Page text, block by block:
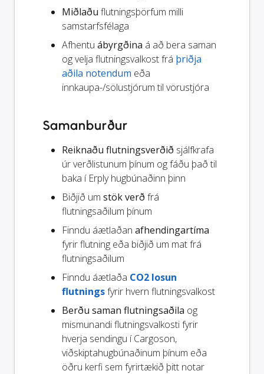
Miðlaðu flutningsþörfum milli
samstarfsfélaga
Afhentu ábyrgðina á að bera saman
og velja flutningsvalkost frá þriðja
aðila notendum eða
innkaupa-/sölustjórum til vörustjóra
Samanburður
Reiknaðu flutningsverðið sjálfkrafa
úr verðlistunum þínum og fáðu það til
baka í Erply hugbúnaðinn þinn
Biðjið um stök verð frá
flutningsaðilum þínum
Finndu áætlaðan afhendingartíma
fyrir flutning eða biðjið um mat frá
flutningsaðilum
Finndu áætlaða CO2 losun
flutningsfyrir hvern flutningsvalkost
Berðu saman flutningsaðila og
mismunandi flutningsvalkosti fyrir
hverja sendingu í Cargoson,
viðskiptahugbúnaðinum þínum eða
öðru kerfi sem fyrirtækið þitt notar